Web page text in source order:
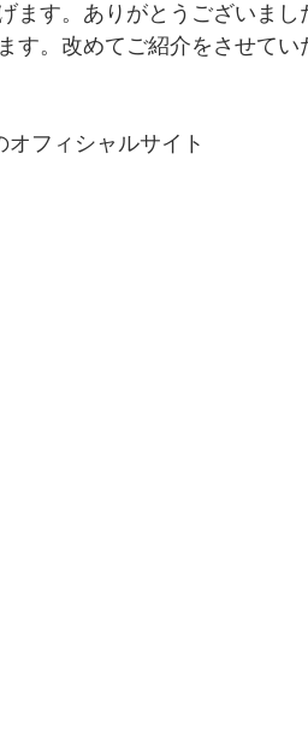
ます。ありがとうございまし
す。改めてご紹介をさせて
フィシャルサイト